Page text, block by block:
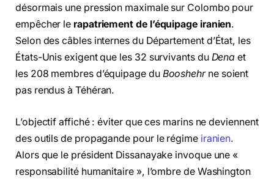
désormais une pression maximale sur Colombo pour
empêcher le rapatriement de l’équipage iranien.
Selon des câbles internes du Département d’État, les
États-Unis exigent que les 32 survivants du Dena et
les 208 membres d’équipage du Booshehrne soient
pas rendus à Téhéran.
L’objectif affiché : éviter que ces marins ne deviennent
des outils de propagande pour le régime iranien.
Alors que le président Dissanayake invoque une «
responsabilité humanitaire », l’ombre de Washington